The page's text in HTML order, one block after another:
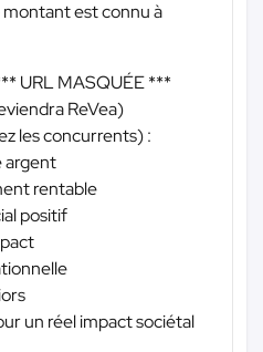
montant est connu à
URL MASQUÉE ***
ReVea)
les concurrents) :
argent
rentable
positif
un réel impact sociétal